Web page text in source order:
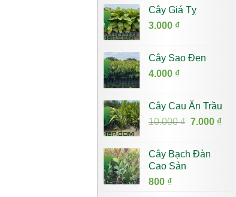
Cây Giá Tỵ
3.000 ₫
Cây Sao Đen
4.000 ₫
Cây Cau Ăn Trầu
10.000₫ Giá
10.000 ₫.
7.000 ₫Giá
Cây Bạch Đàn
Cao Sản
800 ₫